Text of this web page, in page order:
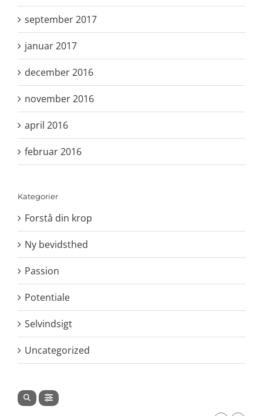
september 2017
januar 2017
december 2016
november 2016
april 2016
februar 2016
Kategorier
Forstå din krop
Ny bevidsthed
Passion
Potentiale
Selvindsigt
Uncategorized